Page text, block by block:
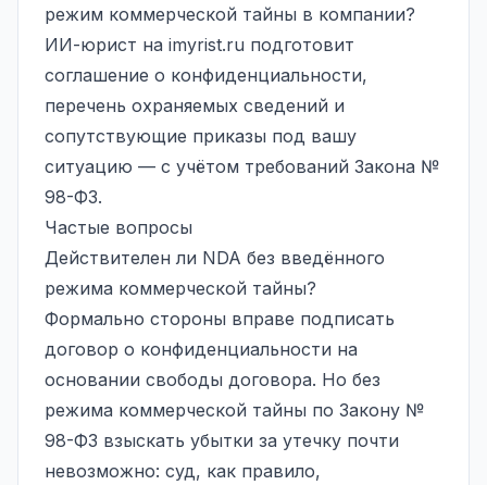
режим коммерческой тайны в компании?
ИИ-юрист на imyrist.ru подготовит
соглашение о конфиденциальности,
перечень охраняемых сведений и
сопутствующие приказы под вашу
ситуацию — с учётом требований Закона №
98-ФЗ.
Частые вопросы
Действителен ли NDA без введённого
режима коммерческой тайны?
Формально стороны вправе подписать
договор о конфиденциальности на
основании свободы договора. Но без
режима коммерческой тайны по Закону №
98-ФЗ взыскать убытки за утечку почти
невозможно: суд, как правило,